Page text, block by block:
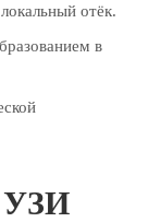
отёк.
в
УЗИ